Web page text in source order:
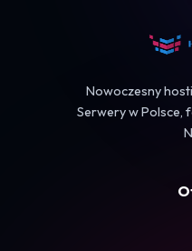
Nowoczesny
Serwery w Polsce,